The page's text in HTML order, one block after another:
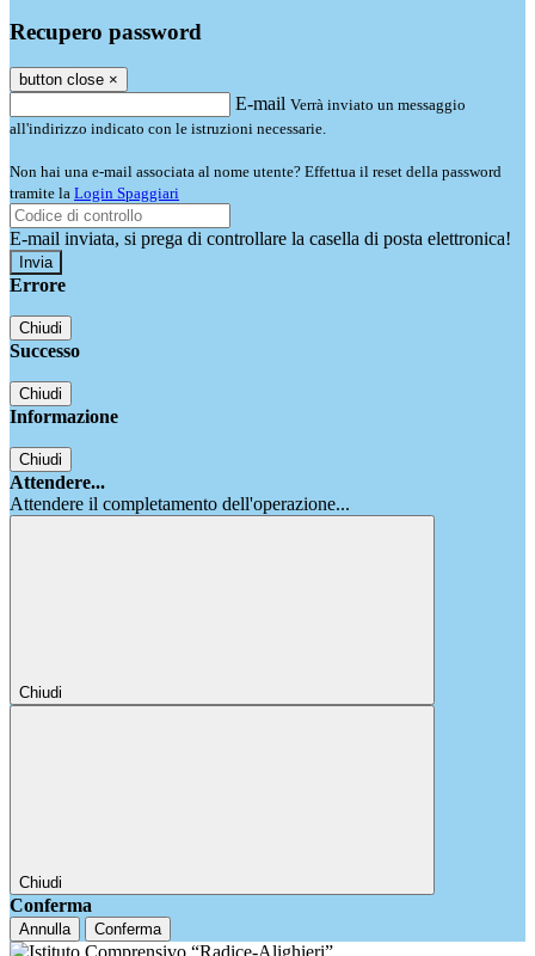
Recupero password
button close ×
E-mail Verrà inviato un messaggio
all'indirizzo indicato con le istruzioni necessarie.
Non hai una e-mail associata al nome utente? Effettua il reset della password
tramite la Login Spaggiari
E-mail inviata, si prega di controllare la casella di posta elettronica!
Errore
Chiudi
Successo
Chiudi
Informazione
Chiudi
Attendere...
Attendere il completamento dell'operazione...
Chiudi
Chiudi
Conferma
Annulla Conferma